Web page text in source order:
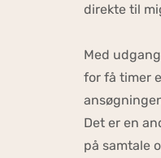
direkte til
Med
for få timer
Det er en
på samtale